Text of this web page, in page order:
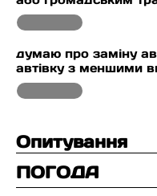
думаю про заміну
автівку з меншими
Опитування
ПОГОДА